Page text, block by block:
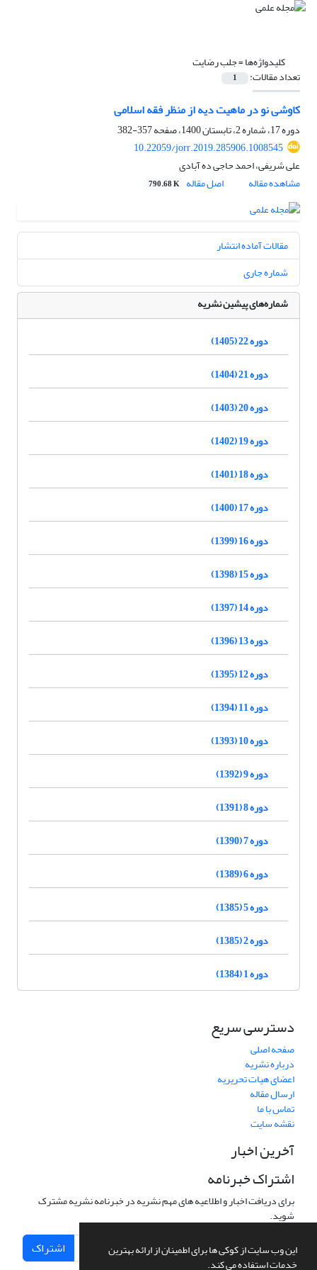
این وب سایت از کوکی ها برای اطمینان از ارائه بهترین
خدمات استفاده می کند.
کلیدواژه‌ها =جلب رضایت
تعداد مقالات: 1
کاوشی نو در ماهیت دیه از منظر فقه اسلامی
دوره 17، شماره 2، تابستان 1400، صفحه
357-382
10.22059/jorr.2019.285906.1008545
علی شریفی، احمد حاجی ده آبادی
مشاهده مقاله
اصل مقاله 790.68 K
مقالات آماده انتشار
شماره جاری
شماره‌های پیشین نشریه
دوره 22 (1405)
دوره 21 (1404)
دوره 20 (1403)
دوره 19 (1402)
دوره 18 (1401)
دوره 17 (1400)
دوره 16 (1399)
دوره 15 (1398)
دوره 14 (1397)
دوره 13 (1396)
دوره 12 (1395)
دوره 11 (1394)
دوره 10 (1393)
دوره 9 (1392)
دوره 8 (1391)
دوره 7 (1390)
دوره 6 (1389)
دوره 5 (1385)
دوره 2 (1385)
دوره 1 (1384)
دسترسی سریع
صفحه اصلی
درباره نشریه
اعضای هیات تحریریه
ارسال مقاله
تماس با ما
نقشه سایت
آخرین اخبار
اشتراک خبرنامه
برای دریافت اخبار و اطلاعیه های مهم نشریه در خبرنامه نشریه مشترک
شوید.
اشتراک